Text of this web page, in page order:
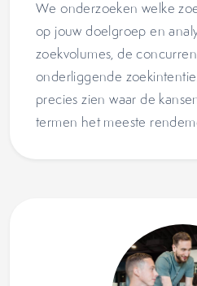
We onderzoeken welke
op jouw doelgroep en
zoekvolumes, de
onderliggende
precies zien waar de
termen het meeste